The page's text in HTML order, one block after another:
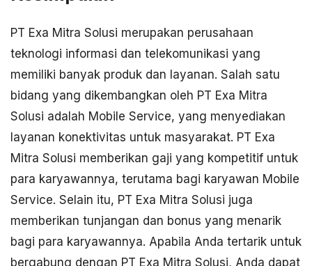
PT Exa Mitra Solusi merupakan perusahaan
teknologi informasi dan telekomunikasi yang
memiliki banyak produk dan layanan. Salah satu
bidang yang dikembangkan oleh PT Exa Mitra
Solusi adalah Mobile Service, yang menyediakan
layanan konektivitas untuk masyarakat. PT Exa
Mitra Solusi memberikan gaji yang kompetitif untuk
para karyawannya, terutama bagi karyawan Mobile
Service. Selain itu, PT Exa Mitra Solusi juga
memberikan tunjangan dan bonus yang menarik
bagi para karyawannya. Apabila Anda tertarik untuk
bergabung dengan PT Exa Mitra Solusi, Anda dapat